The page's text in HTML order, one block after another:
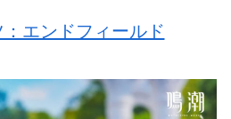
エンドフィールド